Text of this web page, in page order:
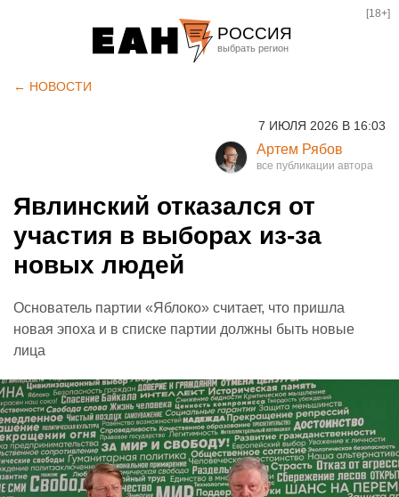
РОССИЯ
Курган
Оренбург
[18+]
← НОВОСТИ
7 ИЮЛЯ 2026 В 16:03
Артем Рябов
Явлинский отказался от
участия в выборах из-за
новых людей
Основатель партии «Яблоко» считает, что пришла
новая эпоха и в списке партии должны быть новые
лица